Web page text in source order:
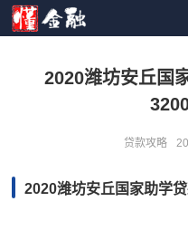
2020潍坊安丘国
贷款攻略
2020潍坊安丘国家助学